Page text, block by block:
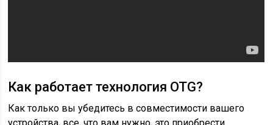
Как работает технология OTG?
Как только вы убедитесь в совместимости вашего
устройства, все, что вам нужно, это приобрести